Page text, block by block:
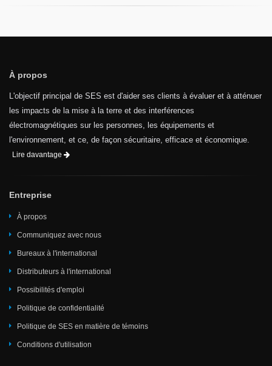
À propos
L'objectif principal de SES est d'aider ses clients à évaluer et à atténuer
les impacts de la mise à la terre et des interférences
électromagnétiques sur les personnes, les équipements et
l'environnement, et ce, de façon sécuritaire, efficace et économique.
Lire davantage
Entreprise
À propos
Communiquez avec nous
Bureaux à l'international
Distributeurs à l'international
Possibilités d'emploi
Politique de confidentialité
Politique de SES en matière de témoins
Conditions d'utilisation